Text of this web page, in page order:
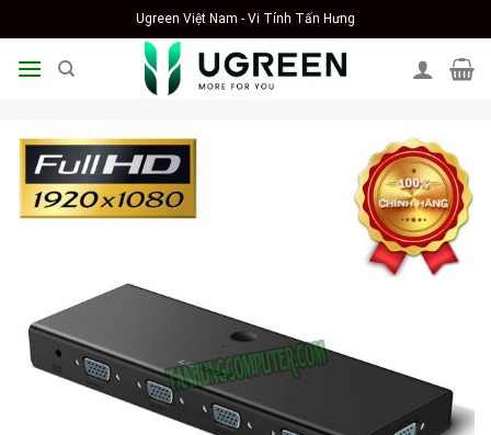
to
content
Ugreen Việt Nam - Vi Tính Tấn Hưng